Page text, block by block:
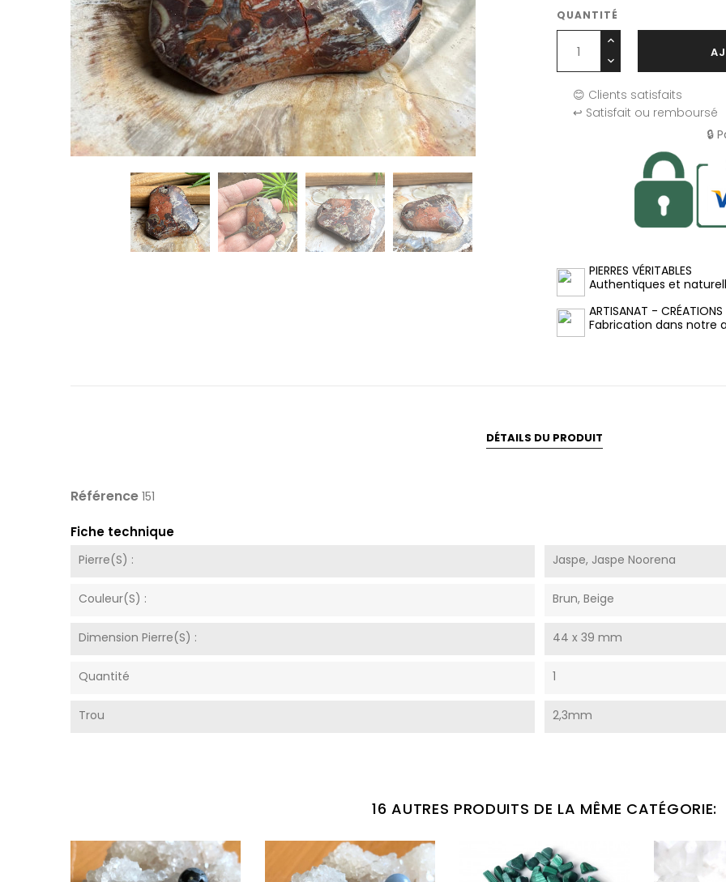
QUANTITÉ
😊 Clients satisfaits
↩️ Satisfait ou remboursé
🔒
PIERRES VÉRITABLES
Authentiques et
ARTISANAT - CRÉATIONS
Fabrication dans notre
DÉTAILS DU PRODUIT
Référence 151
Fiche technique
Pierre(s) : Jaspe, Jaspe Noorena
Couleur(s) : Brun, Beige
Dimension Pierre(s) : 44 x 39 mm
Quantité 1
Trou 2,3mm
16 AUTRES PRODUITS DE LA MÊME CATÉGORIE: